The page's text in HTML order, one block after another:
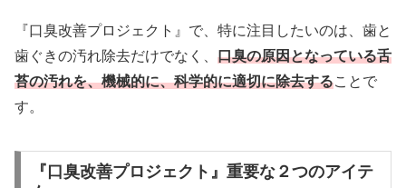
『口臭改善プロジェクト』で、特に注目したいのは、歯と
歯ぐきの汚れ除去だけでなく、 口臭の原因となっている舌
苔の汚れを、機械的に、科学的に適切に除去することで
す。
『口臭改善プロジェクト』重要な２つのアイテ